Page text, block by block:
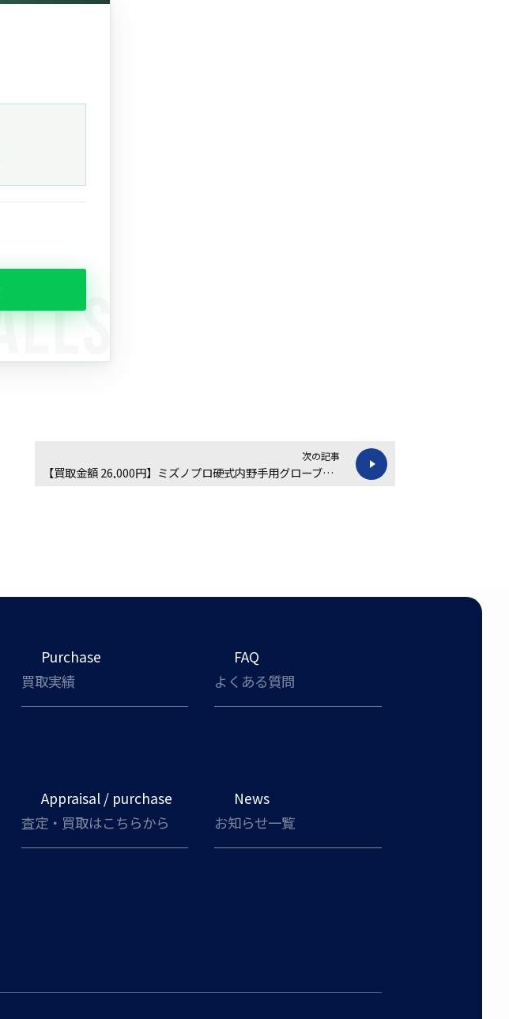
次の記事
【買取金額 26,000円】ミズノプロ硬式内野手用グローブの買取実績
Purchase
買取実績
FAQ
よくある質問
Appraisal / purchase
査定・買取はこちらから
News
お知らせ一覧